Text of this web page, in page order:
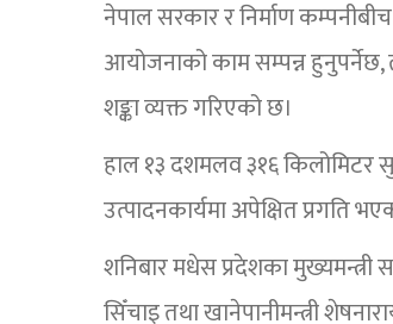
नेपाल सरकार र निर्माण
आयोजनाको काम सम्पन्न
शङ्का व्यक्त गरिएको छ।
हाल १३ दशमलव ३१६ किलोमिटर
उत्पादनकार्यमा अपेक्षित प्रगति
शनिबार मधेस प्रदेशका मुख्यमन्त्री
सिँचाइ तथा खानेपानीमन्त्री